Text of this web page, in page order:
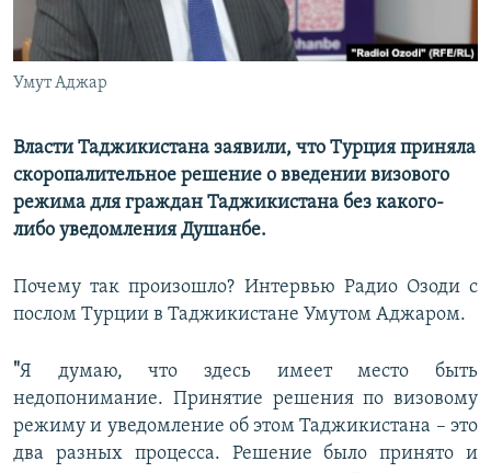
Умут Аджар
Власти Таджикистана заявили, что Турция приняла
скоропалительное решение о введении визового
режима для граждан Таджикистана без какого-
либо уведомления Душанбе.
Почему так произошло? Интервью Радио Озоди с
послом Турции в Таджикистане Умутом Аджаром.
"Я думаю, что здесь имеет место быть
недопонимание. Принятие решения по визовому
режиму и уведомление об этом Таджикистана – это
два разных процесса. Решение было принято и